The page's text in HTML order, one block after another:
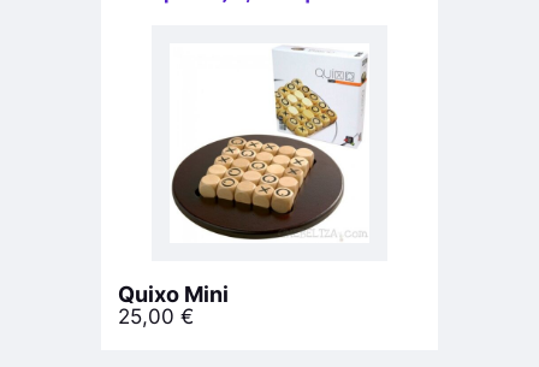
Quixo Mini
25,00 €